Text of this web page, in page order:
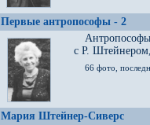
Первые антропософы - 2
с Р.
66 фото,
Мария Штейнер-Сиверс